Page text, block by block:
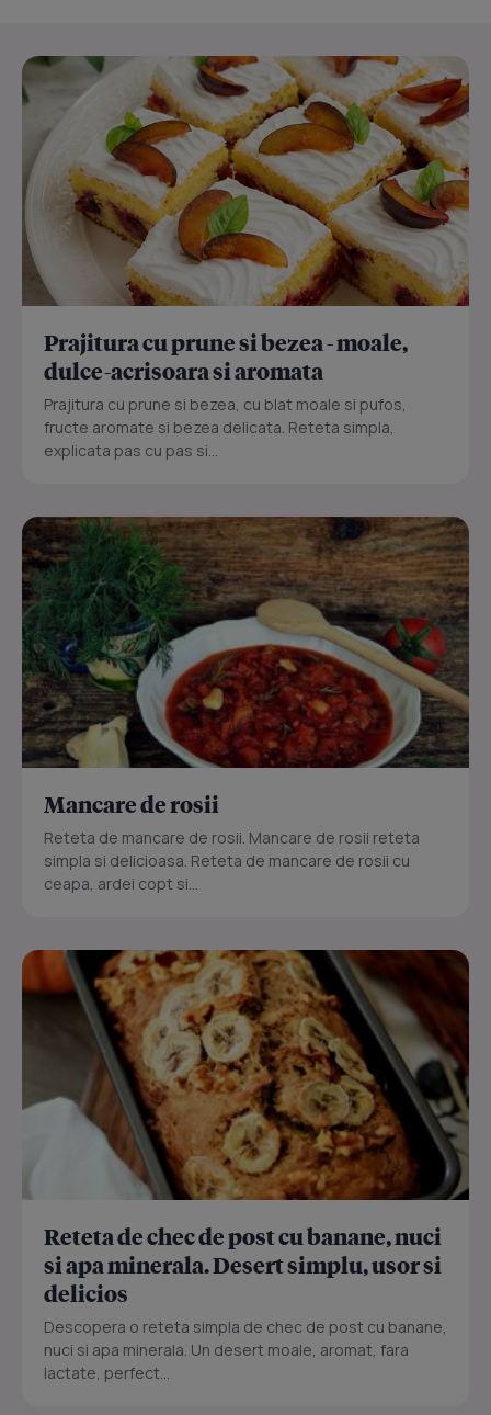
Prajitura cu prune si bezea - moale,
dulce-acrisoara si aromata
Prajitura cu prune si bezea, cu blat moale si pufos,
fructe aromate si bezea delicata. Reteta simpla,
explicata pas cu pas si...
Mancare de rosii
Reteta de mancare de rosii. Mancare de rosii reteta
simpla si delicioasa. Reteta de mancare de rosii cu
ceapa, ardei copt si...
Reteta de chec de post cu banane, nuci
si apa minerala. Desert simplu, usor si
delicios
Descopera o reteta simpla de chec de post cu banane,
nuci si apa minerala. Un desert moale, aromat, fara
lactate, perfect...